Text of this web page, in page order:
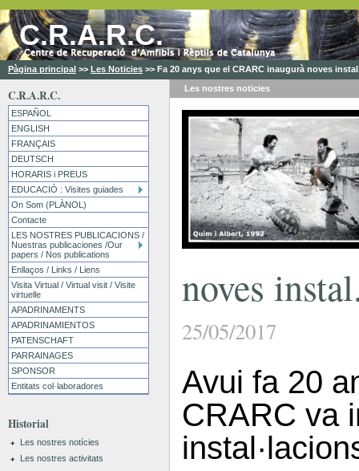
C.R.A.R.C.
Pàgina principal >> Les Noticies >> Fa 20 anys que el CRARC inaugurà noves
C.R.A.R.C.
ESPAÑOL
ENGLISH
FRANÇAIS
DEUTSCH
HORARIS i PREUS
EDUCACIÓ : Visites guiades
On Som (PLÀNOL)
Contacte
LES NOSTRES PUBLICACIONS /
Nuestras publicaciones /Our
papers / Nos publications
Enllaços / Links / Liens
Visita Virtual / Virtual visit / Visite
virtuelle
APADRINAMENTS
APADRINAMIENTOS
PATENSCHAFT
PARRAINAGES
SPONSOR
Entitats col·laboradores
Historial
Les nostres notícies
Les nostres activitats
Les nostres noticies
noves
25/05/2017
Avui fa 20
CRARC va